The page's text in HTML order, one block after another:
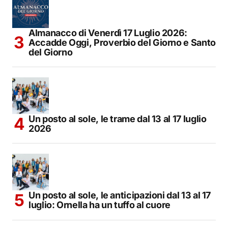
Almanacco di Venerdì 17 Luglio 2026:
Accadde Oggi, Proverbio del Giorno e Santo
del Giorno
Un posto al sole, le trame dal 13 al 17 luglio
2026
Un posto al sole, le anticipazioni dal 13 al 17
luglio: Ornella ha un tuffo al cuore